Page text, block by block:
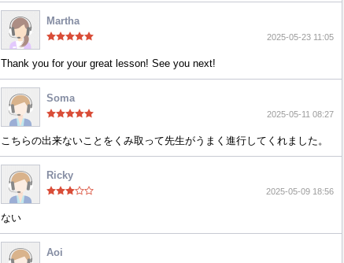
Martha
2025-05-23 11:05
Thank you for your great lesson! See you next!
Soma
2025-05-11 08:27
こちらの出来ないことをくみ取って先生がうまく進行してくれました。
Ricky
2025-05-09 18:56
ない
Aoi